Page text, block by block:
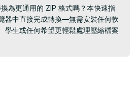
為更通用的 ZIP 格式嗎？本快速指
器中直接完成轉換—無需安裝任何軟
學生或任何希望更輕鬆處理壓縮檔案